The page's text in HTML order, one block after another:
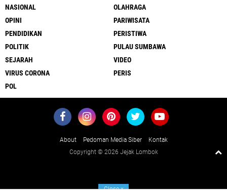
NASIONAL
OLAHRAGA
OPINI
PARIWISATA
PENDIDIKAN
PERISTIWA
POLITIK
PULAU SUMBAWA
SEJARAH
VIDEO
VIRUS CORONA
PERIS
POL
About Pedoman Media Siber
Kontak
Copyright © 2026 Jejak Lombok